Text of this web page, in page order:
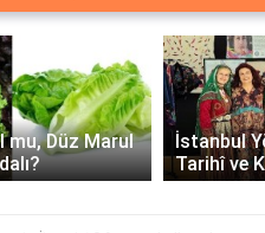
mu, Düz Marul
İstanbul
Tarihî ve